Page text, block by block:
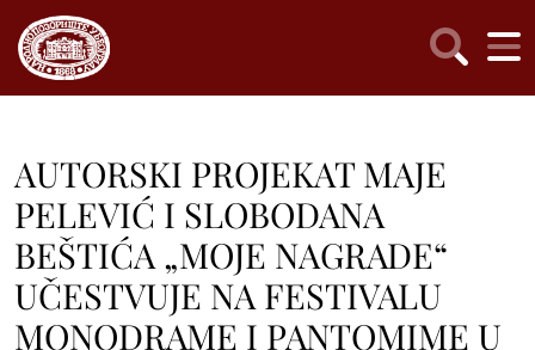
AUTORSKI PROJEKAT MAJE
PELEVIĆ I SLOBODANA
BEŠTIĆA „MOJE NAGRADE“
UČESTVUJE NA FESTIVALU
MONODRAME I PANTOMIME U